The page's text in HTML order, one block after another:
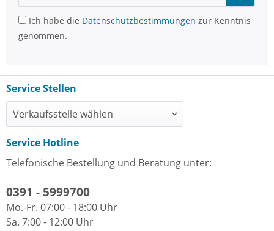
Ich habe die Datenschutzbestimmungen zur Kenntnis
genommen.
Service Stellen
Service Hotline
Telefonische Bestellung und Beratung unter:
0391 - 5999700
Mo.-Fr. 07:00 - 18:00 Uhr
Sa. 7:00 - 12:00 Uhr